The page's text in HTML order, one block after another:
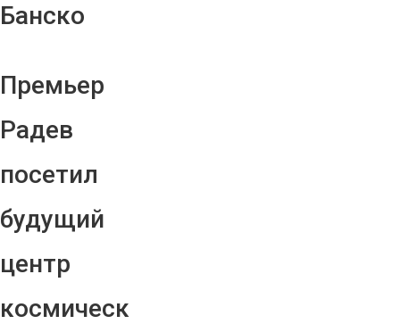
Банско
Премьер
Радев
посетил
будущий
центр
космическ